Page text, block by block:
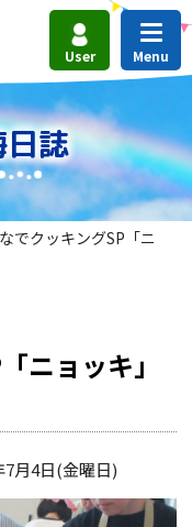
User
誌
でクッキングSP「ニ
ニョッキ」
月4日(金曜日)